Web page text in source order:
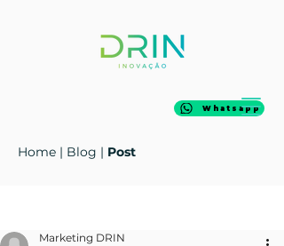
Whatsapp
Home | Blog | Post
Marketing DRIN